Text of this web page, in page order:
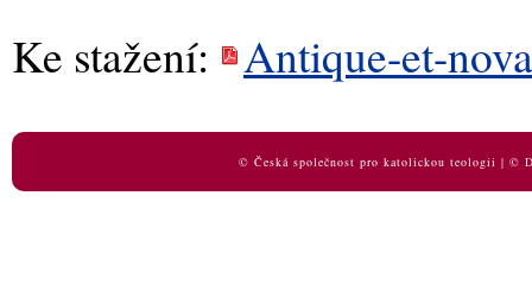
Ke stažení:
Antique-et-
© Česká společnost pro katolickou teologii | ©